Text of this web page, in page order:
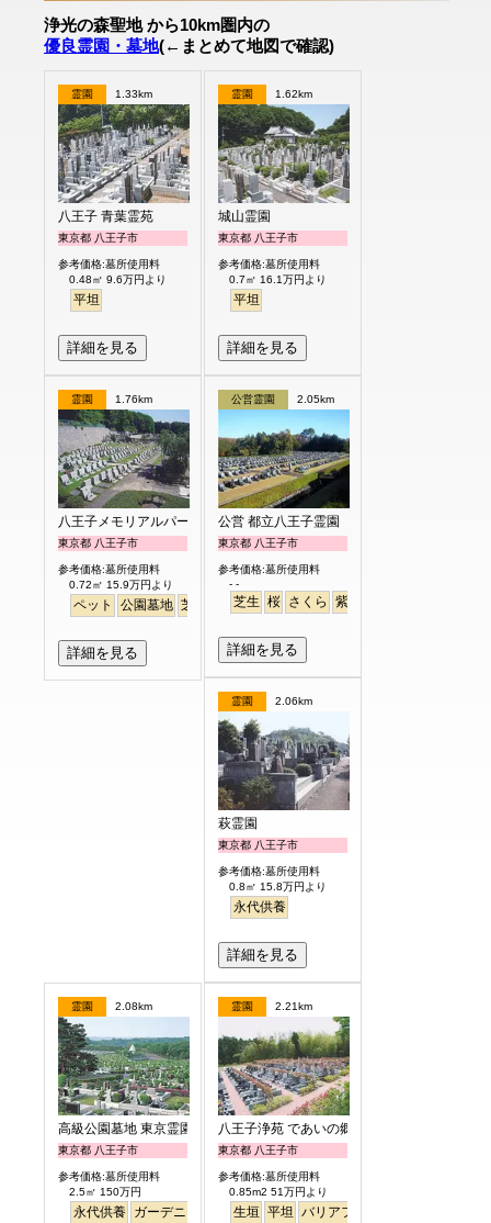
浄光の森聖地 から10km圏内の
優良霊園・墓地(←まとめて地図で確認)
霊園 1.33km
八王子 青葉霊苑
東京都 八王子市
参考価格:墓所使用料
0.48㎡ 9.6万円より
平坦
詳細を見る
霊園 1.62km
城山霊園
東京都 八王子市
参考価格:墓所使用料
0.7㎡ 16.1万円より
平坦
詳細を見る
霊園 1.76km
八王子メモリアルパーク
東京都 八王子市
参考価格:墓所使用料
0.72㎡ 15.9万円より
ペット 公園墓地 芝生
詳細を見る
公営霊園 2.05km
公営 都立八王子霊園
東京都 八王子市
参考価格:墓所使用料
- -
芝生 桜 さくら 紫陽花
詳細を見る
霊園 2.06km
萩霊園
東京都 八王子市
参考価格:墓所使用料
0.8㎡ 15.8万円より
永代供養
詳細を見る
霊園 2.08km
高級公園墓地 東京霊園
東京都 八王子市
参考価格:墓所使用料
2.5㎡ 150万円
永代供養 ガーデニング 公園墓地 デザイン 高級
霊園 2.21km
八王子浄苑 であいの郷
東京都 八王子市
参考価格:墓所使用料
0.85m2 51万円より
生垣 平坦 バリアフリー